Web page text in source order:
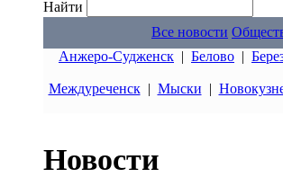
Найти
Все новости
Анжеро-Судженск | Белово |
Междуреченск| Мыски |
Новости